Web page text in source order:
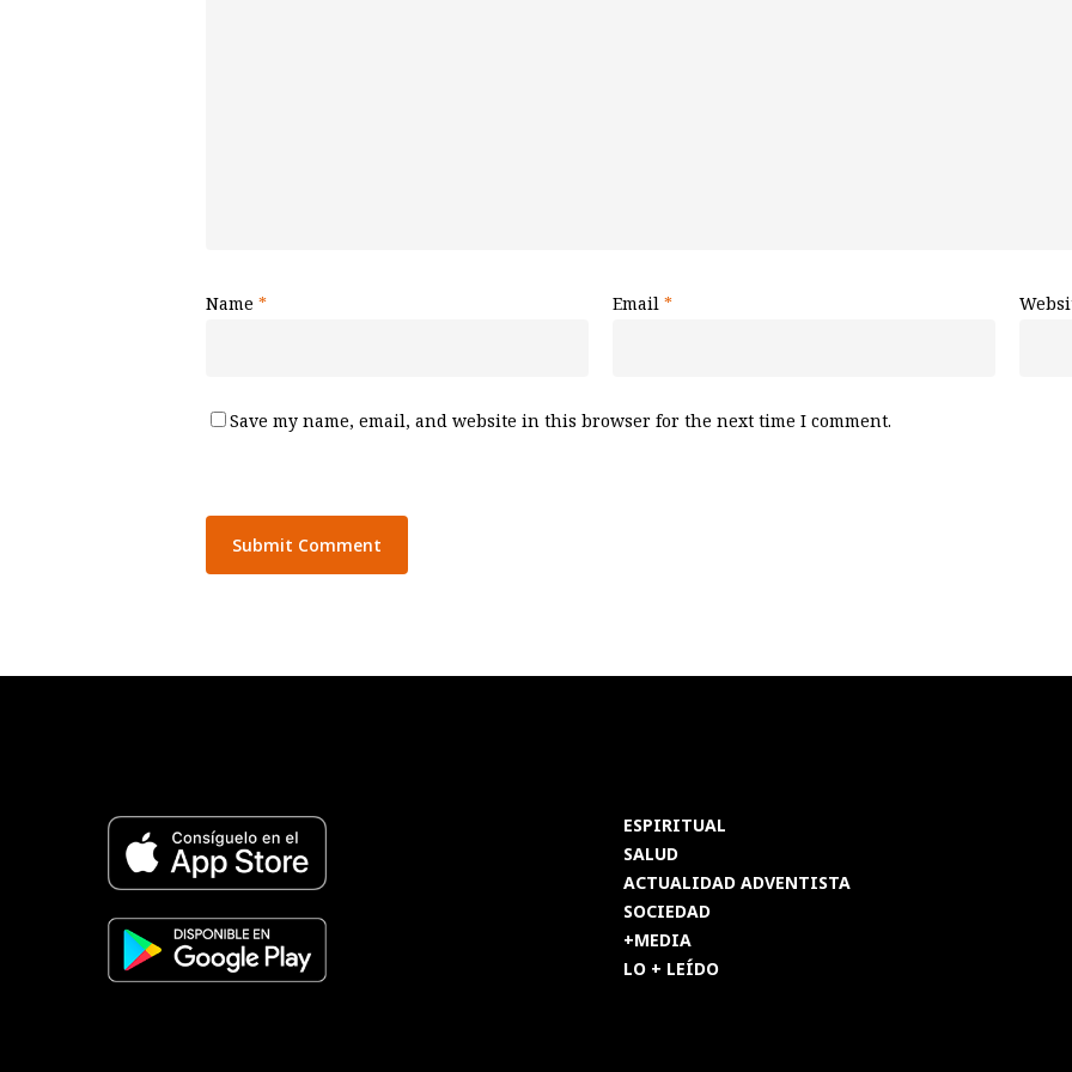
Name * Email *
Save my name, email, and website in this browser for the next time I comment.
ESPIRITUAL
SALUD
ACTUALIDAD ADVENTISTA
SOCIEDAD
+MEDIA
LO + LEÍDO